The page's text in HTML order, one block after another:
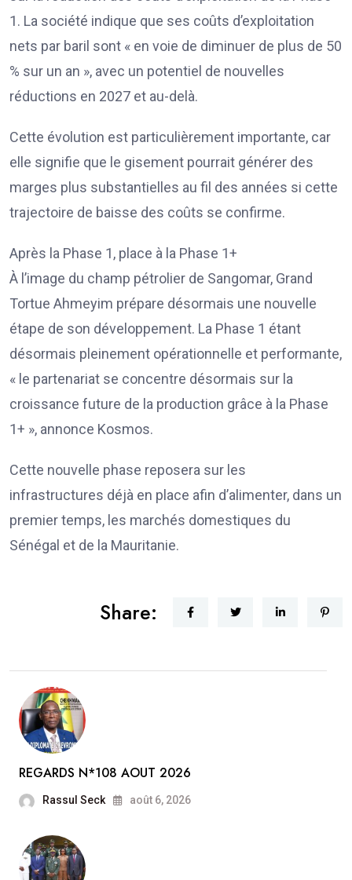
1. La société indique que ses coûts d’exploitation
nets par baril sont « en voie de diminuer de plus de 50
% sur un an », avec un potentiel de nouvelles
réductions en 2027 et au-delà.
Cette évolution est particulièrement importante, car
elle signifie que le gisement pourrait générer des
marges plus substantielles au fil des années si cette
trajectoire de baisse des coûts se confirme.
Après la Phase 1, place à la Phase 1+
À l’image du champ pétrolier de Sangomar, Grand
Tortue Ahmeyim prépare désormais une nouvelle
étape de son développement. La Phase 1 étant
désormais pleinement opérationnelle et performante,
« le partenariat se concentre désormais sur la
croissance future de la production grâce à la Phase
1+ », annonce Kosmos.
Cette nouvelle phase reposera sur les
infrastructures déjà en place afin d’alimenter, dans un
premier temps, les marchés domestiques du
Sénégal et de la Mauritanie.
Share:
REGARDS N*108 AOUT 2026
Rassul Seck août 6, 2026